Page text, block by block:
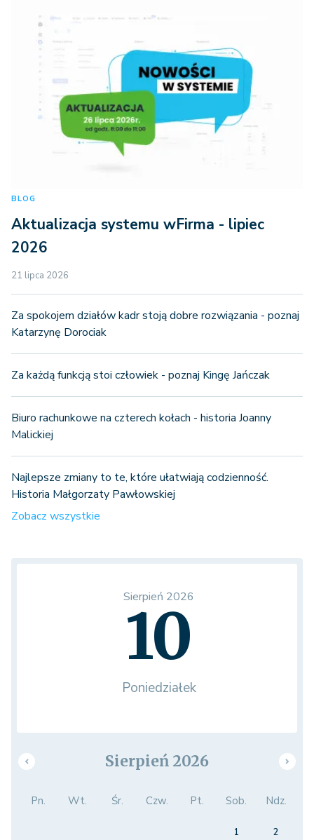
BLOG
Aktualizacja systemu wFirma - lipiec
2026
21 lipca 2026
Za spokojem działów kadr stoją dobre rozwiązania - poznaj
Katarzynę Dorociak
Za każdą funkcją stoi człowiek - poznaj Kingę Jańczak
Biuro rachunkowe na czterech kołach - historia Joanny
Malickiej
Najlepsze zmiany to te, które ułatwiają codzienność.
Historia Małgorzaty Pawłowskiej
Zobacz wszystkie
Sierpień 2026
10
Poniedziałek
Sierpień 2026
Pn. Wt. Śr. Czw. Pt. Sob. Ndz.
1
2